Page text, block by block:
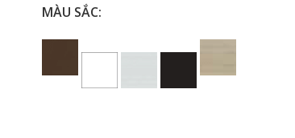
MÀU SẮC: